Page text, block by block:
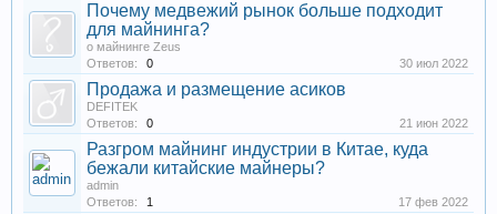
Почему медвежий рынок больше подходит
для майнинга?
о майнинге Zeus
Ответов:
0 30 июл 2022
Продажа и размещение асиков
DEFITEK
Ответов:
0 21 июн 2022
Разгром майнинг индустрии в Китае, куда
бежали китайские майнеры?
admin
Ответов:
1 17 фев 2022